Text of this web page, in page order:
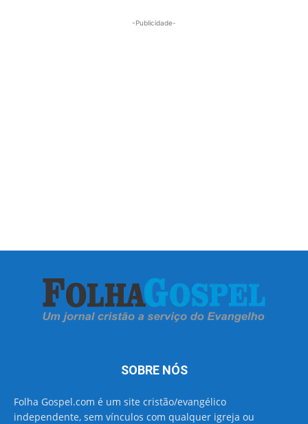
-Publicidade-
SOBRE NÓS
Folha Gospel.com é um site cristão/evangélico
independente, sem vínculos com qualquer igreja ou